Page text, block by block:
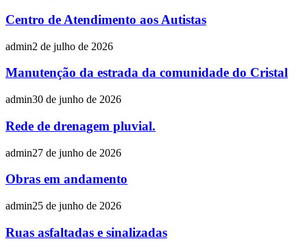
Centro de Atendimento aos Autistas
admin2 de julho de 2026
Manutenção da estrada da comunidade do Cristal
admin30 de junho de 2026
Rede de drenagem pluvial.
admin27 de junho de 2026
Obras em andamento
admin25 de junho de 2026
Ruas asfaltadas e sinalizadas